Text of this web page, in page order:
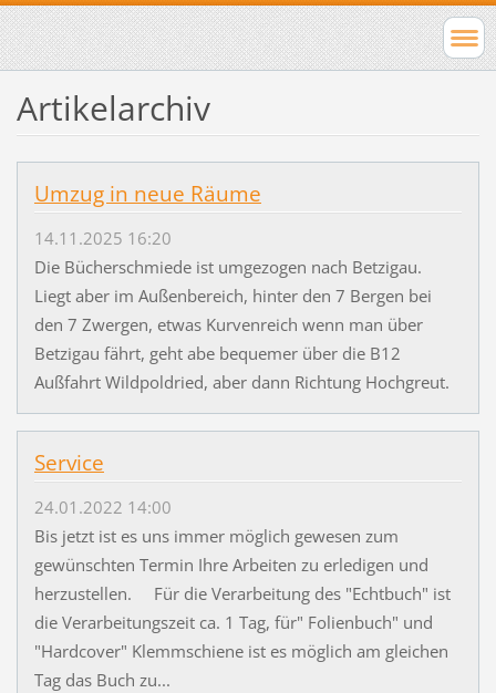
Artikelarchiv
Umzug in neue Räume
14.11.2025 16:20
Die Bücherschmiede ist umgezogen nach Betzigau.
Liegt aber im Außenbereich, hinter den 7 Bergen bei
den 7 Zwergen, etwas Kurvenreich wenn man über
Betzigau fährt, geht abe bequemer über die B12
Außfahrt Wildpoldried, aber dann Richtung Hochgreut.
Service
24.01.2022 14:00
Bis jetzt ist es uns immer möglich gewesen zum
gewünschten Termin Ihre Arbeiten zu erledigen und
herzustellen. Für die Verarbeitung des "Echtbuch" ist
die Verarbeitungszeit ca. 1 Tag, für" Folienbuch" und
"Hardcover" Klemmschiene ist es möglich am gleichen
Tag das Buch zu...